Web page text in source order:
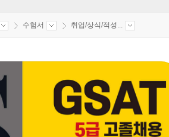
수험서 취업/상식/적성...